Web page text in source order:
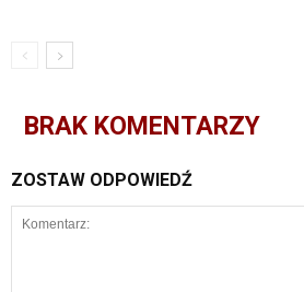
BRAK KOMENTARZY
ZOSTAW ODPOWIEDŹ